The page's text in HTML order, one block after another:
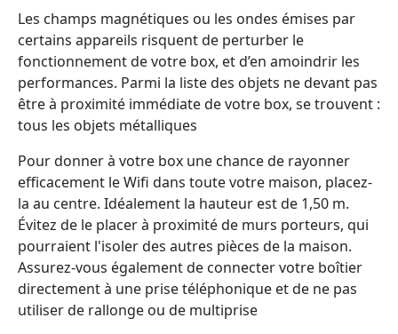
Les champs magnétiques ou les ondes émises par
certains appareils risquent de perturber le
fonctionnement de votre box, et d’en amoindrir les
performances. Parmi la liste des objets ne devant pas
être à proximité immédiate de votre box, se trouvent :
tous les objets métalliques
Pour donner à votre box une chance de rayonner
efficacement le Wifi dans toute votre maison, placez-
la au centre. Idéalement la hauteur est de 1,50 m.
Évitez de le placer à proximité de murs porteurs, qui
pourraient l'isoler des autres pièces de la maison.
Assurez-vous également de connecter votre boîtier
directement à une prise téléphonique et de ne pas
utiliser de rallonge ou de multiprise